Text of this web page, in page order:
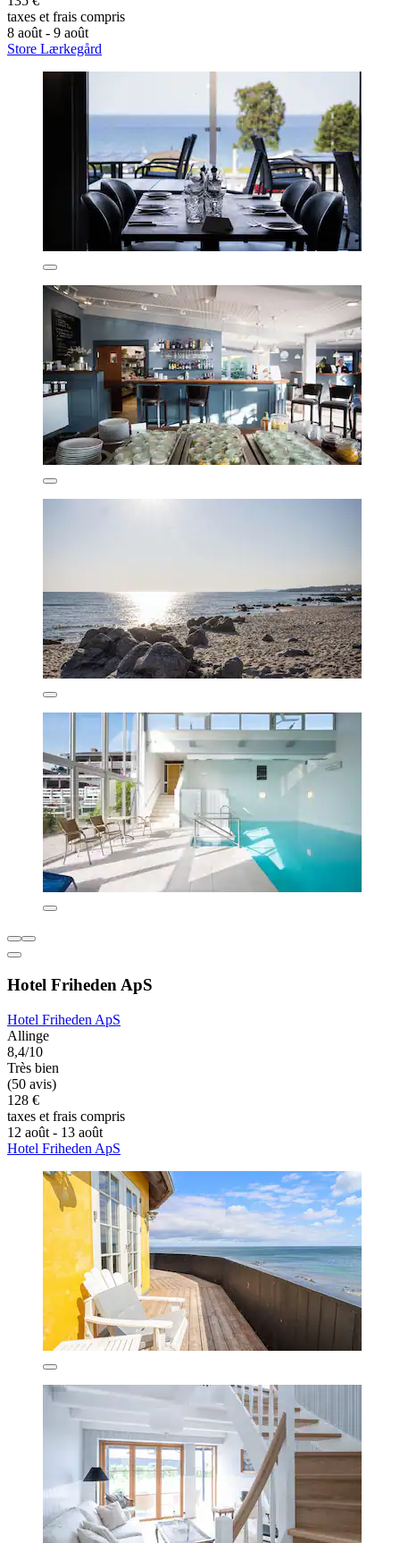
taxes et frais compris
8 août - 9 août
Store Lærkegård
Hotel Friheden ApS
Hotel Friheden ApS
Allinge
8,4/10
Très bien
(50 avis)
128 €
taxes et frais compris
12 août - 13 août
Hotel Friheden ApS